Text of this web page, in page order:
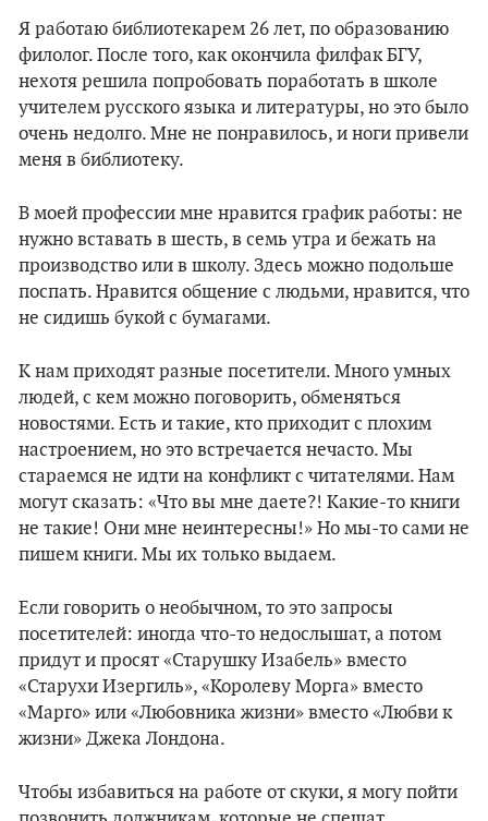
Я работаю библиотекарем 26 лет, по образованию
филолог. После того, как окончила филфак БГУ,
нехотя решила попробовать поработать в школе
учителем русского языка и литературы, но это было
очень недолго. Мне не понравилось, и ноги привели
меня в библиотеку.
В моей профессии мне нравится график работы: не
нужно вставать в шесть, в семь утра и бежать на
производство или в школу. Здесь можно подольше
поспать. Нравится общение с людьми, нравится, что
не сидишь букой с бумагами.
К нам приходят разные посетители. Много умных
людей, с кем можно поговорить, обменяться
новостями. Есть и такие, кто приходит с плохим
настроением, но это встречается нечасто. Мы
стараемся не идти на конфликт с читателями. Нам
могут сказать: «Что вы мне даете?! Какие-то книги
не такие! Они мне неинтересны!» Но мы-то сами не
пишем книги. Мы их только выдаем.
Если говорить о необычном, то это запросы
посетителей: иногда что-то недослышат, а потом
придут и просят «Старушку Изабель» вместо
«Старухи Изергиль», «Королеву Морга» вместо
«Марго» или «Любовника жизни» вместо «Любви к
жизни» Джека Лондона.
Чтобы избавиться на работе от скуки, я могу пойти